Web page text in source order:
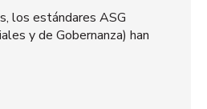
los estándares ASG
y de Gobernanza) han